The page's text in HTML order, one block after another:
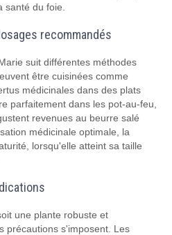
santé du foie.
recommandés
suit différentes méthodes
être cuisinées comme
médicinales dans des plats
parfaitement dans les pot-au-feu,
revenues au beurre salé
médicinale optimale, la
lorsqu'elle atteint sa taille
une plante robuste et
précautions s'imposent. Les